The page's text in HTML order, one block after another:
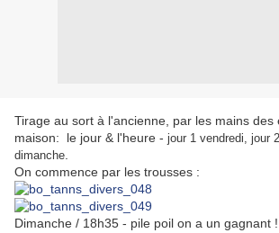
Tirage au sort à l'ancienne, par les mains des
maison: le jour & l'heure - jour 1 vendredi, jour
dimanche
On commence par les trousses :
Dimanche / 18h35 - pile poil on a un gagnant !